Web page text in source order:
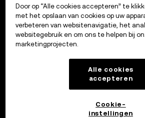
Door op “Alle cookies accepteren” te
met het opslaan van cookies op uw
verbeteren van websitenavigatie, het
websitegebruik en om ons te helpen bij
marketingprojecten.
Alle cookies
accepteren
Cookie-
instellingen